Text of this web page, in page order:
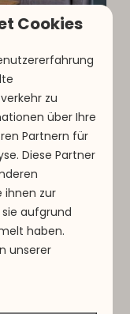
257 €
3 Nächte
2 Personen
Cookies
zu
über Ihre
Partnern für
Diese Partner
ihnen zur
aufgrund
haben.
unserer